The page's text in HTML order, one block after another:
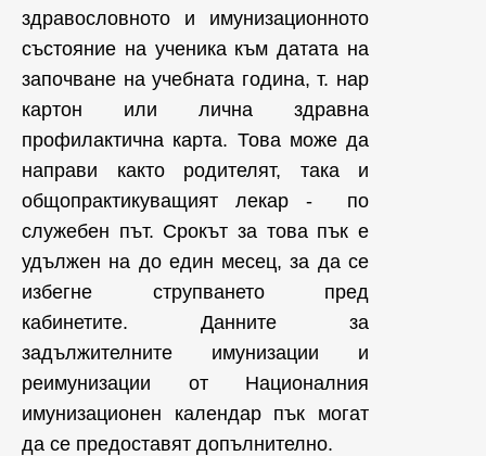
здравословното и имунизационното
състояние на ученика към датата на
започване на учебната година, т. нар
картон или лична здравна
профилактична карта. Това може да
направи както родителят, така и
общопрактикуващият лекар - по
служебен път. Срокът за това пък е
удължен на до един месец, за да се
избегне струпването пред
кабинетите. Данните за
задължителните имунизации и
реимунизации от Националния
имунизационен календар пък могат
да се предоставят допълнително.